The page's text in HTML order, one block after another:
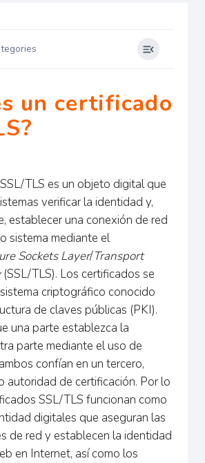
un certificado
TLS es un objeto digital que
verificar la identidad y,
establecer una conexión de red
sistema mediante el
Sockets Layer/Transport
(SSL/TLS). Los certificados se
criptográfico conocido
de claves públicas (PKI).
una parte establezca la
parte mediante el uso de
confían en un tercero,
autoridad de certificación. Por lo
SSL/TLS funcionan como
digitales que aseguran las
de red y establecen la identidad
en Internet, así como los